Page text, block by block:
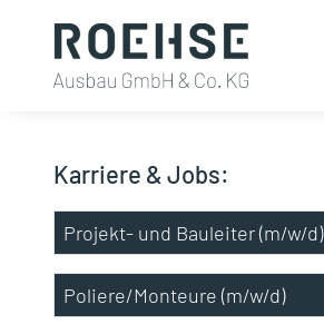
Karriere & Jobs:
Projekt- und Bauleiter (m/w/d)
Poliere/Monteure (m/w/d)